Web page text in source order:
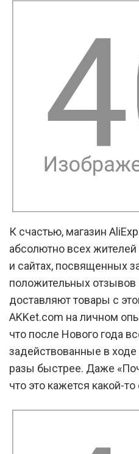
К счастью, магазин
абсолютно всех
и сайтах, посвященных
положительных отзывов
доставляют товары с
AKKet.com на личном
что после Нового года
задействованные в ходе
разы быстрее. Даже
что это кажется какой-